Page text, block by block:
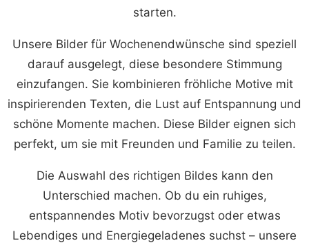
starten.
Unsere Bilder für Wochenendwünsche sind speziell
darauf ausgelegt, diese besondere Stimmung
einzufangen. Sie kombinieren fröhliche Motive mit
inspirierenden Texten, die Lust auf Entspannung und
schöne Momente machen. Diese Bilder eignen sich
perfekt, um sie mit Freunden und Familie zu teilen.
Die Auswahl des richtigen Bildes kann den
Unterschied machen. Ob du ein ruhiges,
entspannendes Motiv bevorzugst oder etwas
Lebendiges und Energiegeladenes suchst – unsere